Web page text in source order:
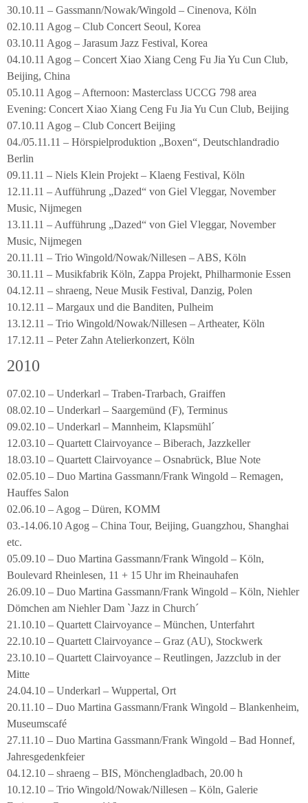
30.10.11 – Gassmann/Nowak/Wingold – Cinenova, Köln
02.10.11 Agog – Club Concert Seoul, Korea
03.10.11 Agog – Jarasum Jazz Festival, Korea
04.10.11 Agog – Concert Xiao Xiang Ceng Fu Jia Yu Cun Club,
Beijing, China
05.10.11 Agog – Afternoon: Masterclass UCCG 798 area
Evening: Concert Xiao Xiang Ceng Fu Jia Yu Cun Club, Beijing
07.10.11 Agog – Club Concert Beijing
04./05.11.11 – Hörspielproduktion „Boxen“, Deutschlandradio
Berlin
09.11.11 – Niels Klein Projekt – Klaeng Festival, Köln
12.11.11 – Aufführung „Dazed“ von Giel Vleggar, November
Music, Nijmegen
13.11.11 – Aufführung „Dazed“ von Giel Vleggar, November
Music, Nijmegen
20.11.11 – Trio Wingold/Nowak/Nillesen – ABS, Köln
30.11.11 – Musikfabrik Köln, Zappa Projekt, Philharmonie Essen
04.12.11 – shraeng, Neue Musik Festival, Danzig, Polen
10.12.11 – Margaux und die Banditen, Pulheim
13.12.11 – Trio Wingold/Nowak/Nillesen – Artheater, Köln
17.12.11 – Peter Zahn Atelierkonzert, Köln
2010
07.02.10 – Underkarl – Traben-Trarbach, Graiffen
08.02.10 – Underkarl – Saargemünd (F), Terminus
09.02.10 – Underkarl – Mannheim, Klapsmühl´
12.03.10 – Quartett Clairvoyance – Biberach, Jazzkeller
18.03.10 – Quartett Clairvoyance – Osnabrück, Blue Note
02.05.10 – Duo Martina Gassmann/Frank Wingold – Remagen,
Hauffes Salon
02.06.10 – Agog – Düren, KOMM
03.-14.06.10 Agog – China Tour, Beijing, Guangzhou, Shanghai
etc.
05.09.10 – Duo Martina Gassmann/Frank Wingold – Köln,
Boulevard Rheinlesen, 11 + 15 Uhr im Rheinauhafen
26.09.10 – Duo Martina Gassmann/Frank Wingold – Köln, Niehler
Dömchen am Niehler Dam `Jazz in Church´
21.10.10 – Quartett Clairvoyance – München, Unterfahrt
22.10.10 – Quartett Clairvoyance – Graz (AU), Stockwerk
23.10.10 – Quartett Clairvoyance – Reutlingen, Jazzclub in der
Mitte
24.04.10 – Underkarl – Wuppertal, Ort
20.11.10 – Duo Martina Gassmann/Frank Wingold – Blankenheim,
Museumscafé
27.11.10 – Duo Martina Gassmann/Frank Wingold – Bad Honnef,
Jahresgedenkfeier
04.12.10 – shraeng – BIS, Mönchengladbach, 20.00 h
10.12.10 – Trio Wingold/Nowak/Nillesen – Köln, Galerie